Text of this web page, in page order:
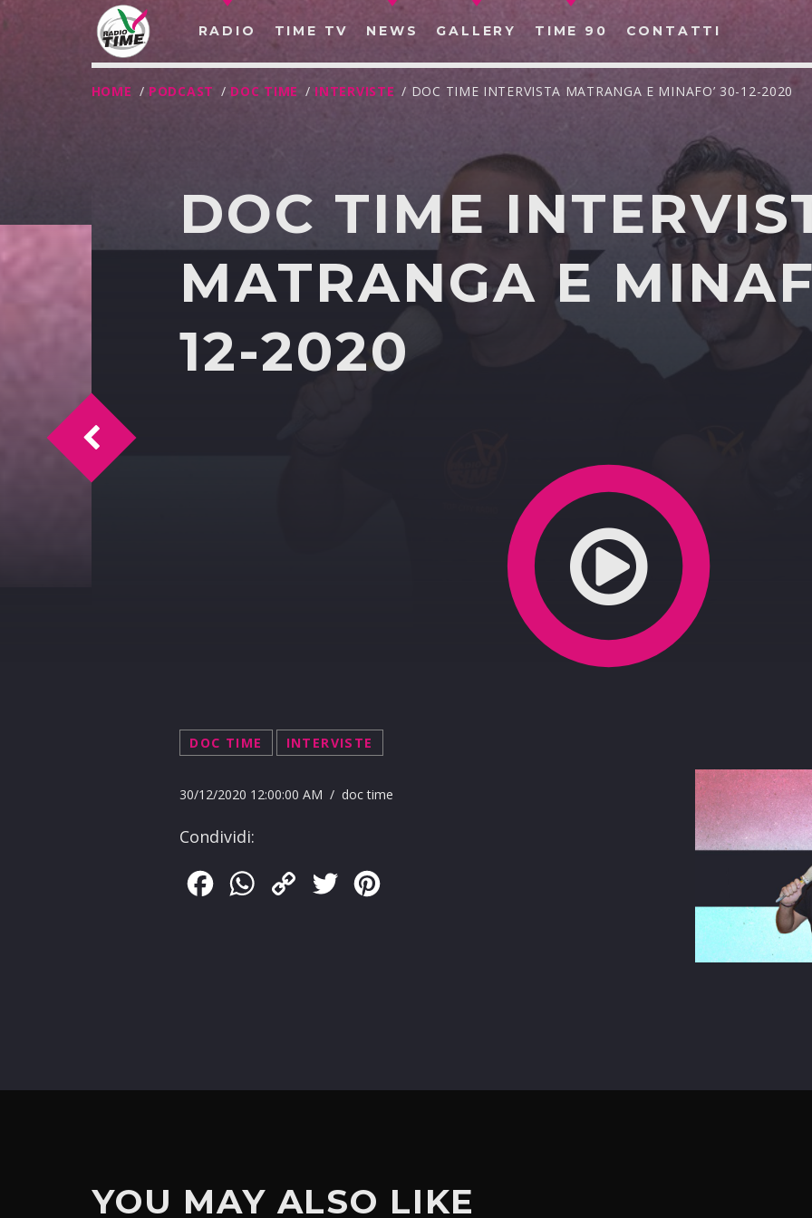
RADIO TIME TV NEWS GALLERY TIME 90 CONTATTI
CERCA NEL SITO WEB:
HOME / PODCAST / DOC TIME / INTERVISTE / DOC TIME INTERVISTA MATRANGA E MINAFO’ 30-12-2020
DOC TIME
MATRANGA E
12-2020
DOC TIME INTERVISTE
30/12/2020 12:00:00 AM / doc time
Condividi:
FacebookWhatsApp
Copy
Twitter
Doc Time intervista Pamela Villoresi 31-12-2020
YOU MAY ALSO LIKE